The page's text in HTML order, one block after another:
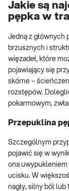
Jakie są
pępka w
Jedną z głównych
brzusznych i
więzadeł, które
pojawiający się
skórne –
rozstępów.
pokarmowym,
Przepuklina
Szczególnym
pojawić się w
ona
ucisku. W
nagły, silny ból